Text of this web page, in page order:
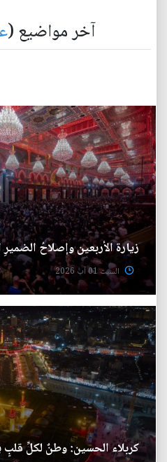
آخر مواضيع (
زيارة الأربعين وإصلاحُ الضميرِ
السبت 01 آب 2026
كربلاء الحسين: وطنٌ لكلِّ قلبٍ